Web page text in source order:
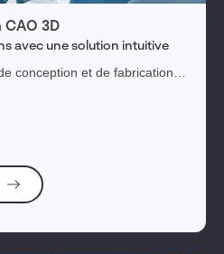
sélection
CAO 3D
avec une solution intuitive
conception et de fabrication